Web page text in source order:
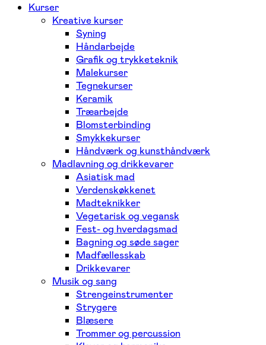
Kurser
Kreative kurser
Syning
Håndarbejde
Grafik og trykketeknik
Malekurser
Tegnekurser
Keramik
Træarbejde
Blomsterbinding
Smykkekurser
Håndværk og kunsthåndværk
Madlavning og drikkevarer
Asiatisk mad
Verdenskøkkenet
Madteknikker
Vegetarisk og vegansk
Fest- og hverdagsmad
Bagning og søde sager
Madfællesskab
Drikkevarer
Musik og sang
Strengeinstrumenter
Strygere
Blæsere
Trommer og percussion